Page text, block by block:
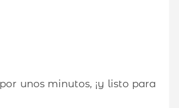
unos minutos, ¡y listo para